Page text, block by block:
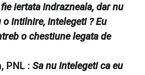
iertata indrazneala, dar nu
o intilnire, intelegeti ? Eu
o chestiune legata de
PNL : Sa nu intelegeti ca eu